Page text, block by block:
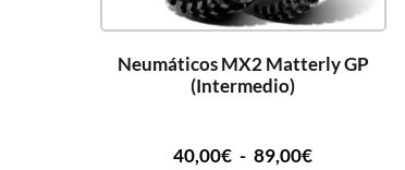
Neumáticos MX2 Matterly GP
(Intermedio)
40,00€ - 89,00€